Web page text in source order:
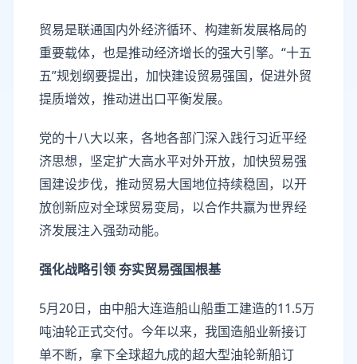
贸易是联通国内外经济循环、构建新发展格局的
重要载体，也是推动经济增长的强大引擎。“十五
五”规划纲要提出，加快建设贸易强国，促进外贸
提质增效，推动进出口平衡发展。
党的十八大以来，各地各部门深入践行习近平经
济思想，坚定扩大高水平对外开放，加快贸易强
国建设步伐，推动贸易大国地位持续稳固，以开
放创新应对全球贸易变局，以合作共赢为世界经
济发展注入强劲动能。
强化战略引领 夯实贸易强国根基
5月20日，由中船大连造船山船重工建造的11.5万
吨油轮正式交付。今年以来，我国造船业新接订
单不断，拿下全球超九成的超大型油轮新船订